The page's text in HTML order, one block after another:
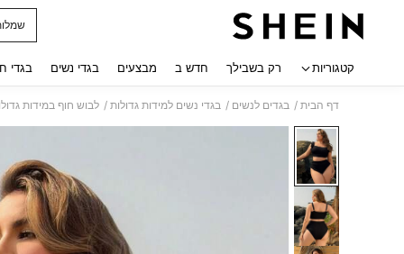
קטגוריות רק בשבילך חדש ב מבצעים בגדי נשים בגדי
דף הבית / בגדים לנשים / בגדי נשים למידות גדולות / לבוש חוף במידות